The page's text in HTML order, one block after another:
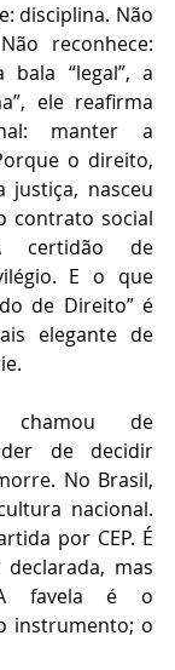
disciplina. Não
reconhece:
bala “legal”, a
ele reafirma
manter a
o direito,
justiça, nasceu
contrato social
certidão de
E o que
de Direito” é
elegante de
chamou de
de decidir
No Brasil,
nacional.
por CEP. É
mas
favela é o
instrumento; o